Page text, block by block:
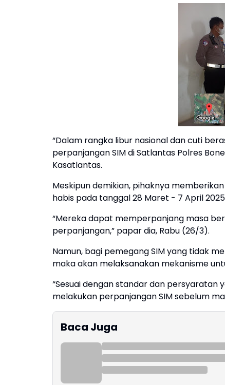
“Dalam rangka libur nasional dan cuti
perpanjangan SIM di Satlantas Polres
Kasatlantas.
Meskipun demikian, pihaknya
habis pada tanggal 28 Maret - 7 April
“Mereka dapat memperpanjang masa
perpanjangan,” papar dia, Rabu (26/3).
Namun, bagi pemegang SIM yang tidak
maka akan melaksanakan mekanisme
“Sesuai dengan standar dan
melakukan perpanjangan SIM sebelum
Baca Juga